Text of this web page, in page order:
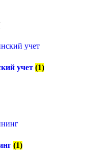
учет (1)
(1)